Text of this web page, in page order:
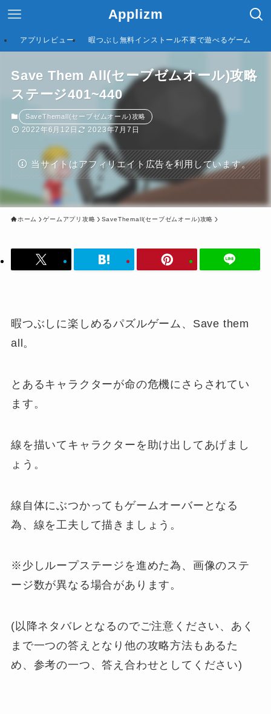
Applizm
アプリレビュー 暇つぶし無料インストール不要で遊べるゲーム
Save Them All(セーブゼムオール)攻略
ステージ401~440
SaveThemall(セーブゼムオール)攻略
2022年6月12日 2023年7月7日
当サイトはアフィリエイト広告を利用しています。
ホーム ゲームアプリ攻略 SaveThemall(セーブゼムオール)攻略
暇つぶしに楽しめるパズルゲーム、Save them
all。
とあるキャラクターが命の危機にさらされてい
ます。
線を描いてキャラクターを助け出してあげまし
ょう。
線自体にぶつかってもゲームオーバーとなる
為、線を工夫して描きましょう。
※少しループステージを進めた為、画像のステ
ージ数が異なる場合があります。
(以降ネタバレとなるのでご注意ください、あく
まで一つの答えとなり他の攻略方法もあるた
め、参考の一つ、答え合わせとしてください)